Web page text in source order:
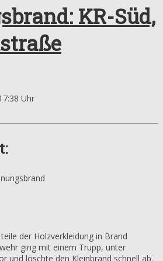
KR-Süd,
Uhr
der Holzverkleidung in Brand
ging mit einem Trupp, unter
und löschte den Kleinbrand schnell ab.